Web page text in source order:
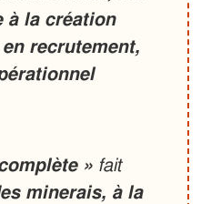
à la création
recrutement,
» fait
minerais, à la